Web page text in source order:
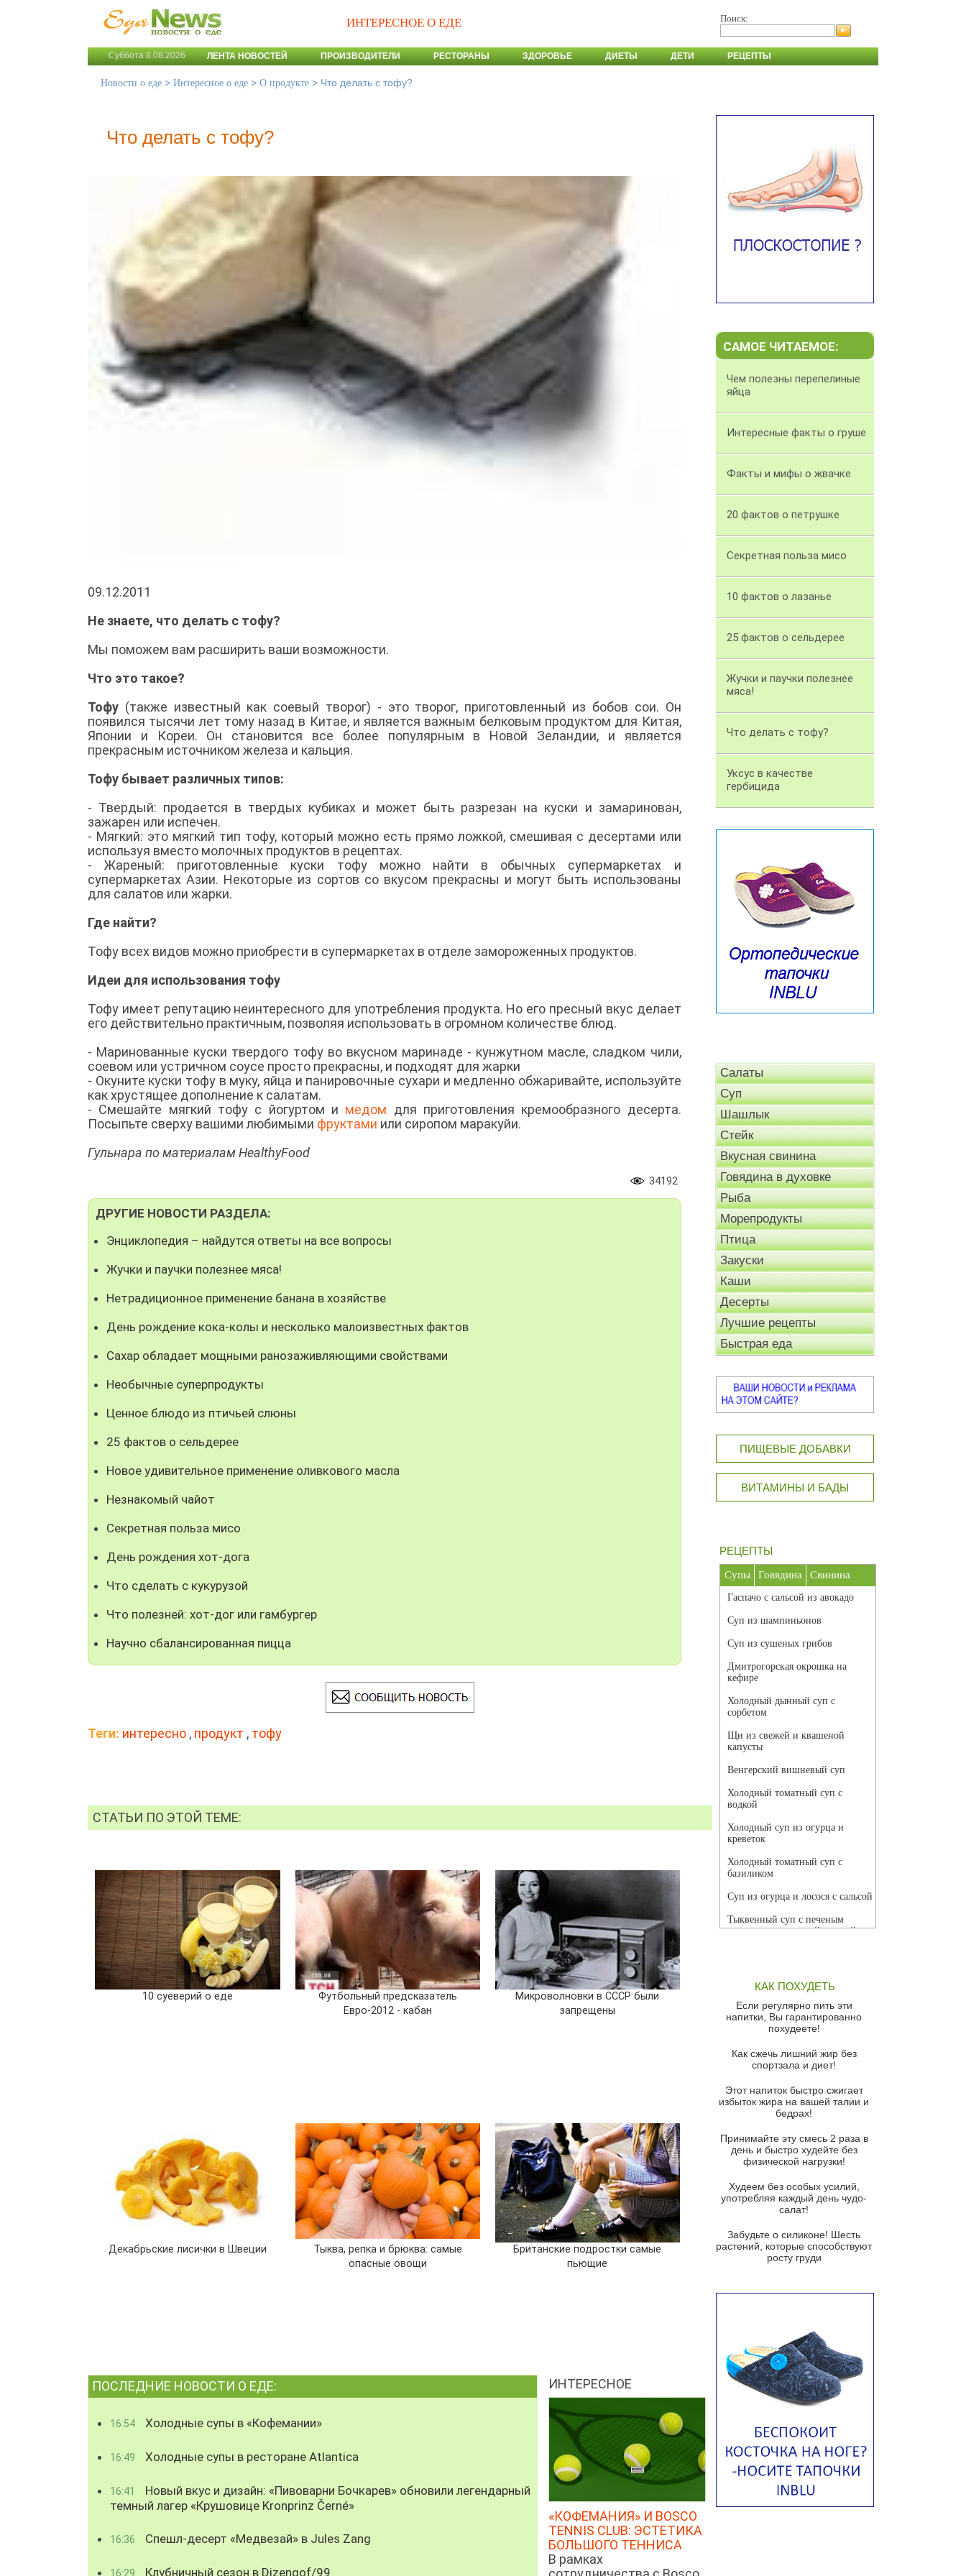
ИНТЕРЕСНОЕ О ЕДЕ Поиск:
Суббота 8.08.2026 ЛЕНТА НОВОСТЕЙ ПРОИЗВОДИТЕЛИ РЕСТОРАНЫ ЗДОРОВЬЕ ДИЕТЫ ДЕТИ РЕЦЕПТЫ
Новости о еде > Интересное о еде > О продукте > Что делать с тофу?
Что делать с тофу?
09.12.2011
Не знаете, что делать с тофу?
Мы поможем вам расширить ваши возможности.
Что это такое?
Тофу (также известный как соевый творог) - это творог, приготовленный из бобов сои. Он
появился тысячи лет тому назад в Китае, и является важным белковым продуктом для Китая,
Японии и Кореи. Он становится все более популярным в Новой Зеландии, и является
прекрасным источником железа и кальция.
Тофу бывает различных типов:
- Твердый: продается в твердых кубиках и может быть разрезан на куски и замаринован,
зажарен или испечен.
- Мягкий: это мягкий тип тофу, который можно есть прямо ложкой, смешивая с десертами или
используя вместо молочных продуктов в рецептах.
- Жареный: приготовленные куски тофу можно найти в обычных супермаркетах и
супермаркетах Азии. Некоторые из сортов со вкусом прекрасны и могут быть использованы
для салатов или жарки.
Где найти?
Тофу всех видов можно приобрести в супермаркетах в отделе замороженных продуктов.
Идеи для использования тофу
Тофу имеет репутацию неинтересного для употребления продукта. Но его пресный вкус делает
его действительно практичным, позволяя использовать в огромном количестве блюд.
- Маринованные куски твердого тофу во вкусном маринаде - кунжутном масле, сладком чили,
соевом или устричном соусе просто прекрасны, и подходят для жарки
- Окуните куски тофу в муку, яйца и панировочные сухари и медленно обжаривайте, используйте
как хрустящее дополнение к салатам.
- Смешайте мягкий тофу с йогуртом и медом для приготовления кремообразного десерта.
Посыпьте сверху вашими любимыми фруктами или сиропом маракуйи.
Гульнара по материалам HealthyFood
34192
ДРУГИЕ НОВОСТИ РАЗДЕЛА:
Энциклопедия – найдутся ответы на все вопросы
Жучки и паучки полезнее мяса!
Нетрадиционное применение банана в хозяйстве
День рождение кока-колы и несколько малоизвестных фактов
Сахар обладает мощными ранозаживляющими свойствами
Необычные суперпродукты
Ценное блюдо из птичьей слюны
25 фактов о сельдерее
Новое удивительное применение оливкового масла
Незнакомый чайот
Секретная польза мисо
День рождения хот-дога
Что сделать с кукурузой
Что полезней: хот-дог или гамбургер
Научно сбалансированная пицца
Теги: интересно , продукт , тофу
СТАТЬИ ПО ЭТОЙ ТЕМЕ:
10 суеверий о еде
Футбольный предсказатель
Евро-2012 - кабан
Микроволновки в СССР были
запрещены
Декабрьские лисички в Швеции
Тыква, репка и брюква: самые
опасные овощи
Британские подростки самые
пьющие
ПОСЛЕДНИЕ НОВОСТИ О ЕДЕ:
16:54 Холодные супы в «Кофемании»
16:49 Холодные супы в ресторане Atlantica
16:41
Новый вкус и дизайн: «Пивоварни Бочкарев» обновили легендарный
темный лагер «Крушовице Kronprinz Černé»
16:36 Спешл-десерт «Медвезай» в Jules Zang
16:29 Клубничный сезон в Dizengof/99
ИНТЕРЕСНОЕ
«КОФЕМАНИЯ» И BOSCO
TENNIS CLUB: ЭСТЕТИКА
БОЛЬШОГО ТЕННИСА
В рамках
САМОЕ ЧИТАЕМОЕ:
Чем полезны перепелиные
яйца
Интересные факты о груше
Факты и мифы о жвачке
20 фактов о петрушке
Секретная польза мисо
10 фактов о лазанье
25 фактов о сельдерее
Жучки и паучки полезнее
мяса!
Что делать с тофу?
Уксус в качестве
гербицида
Салаты
Суп
Шашлык
Стейк
Вкусная свинина
Говядина в духовке
Рыба
Морепродукты
Птица
Закуски
Каши
Десерты
Лучшие рецепты
Быстрая еда
ПИЩЕВЫЕ ДОБАВКИ
ВИТАМИНЫ И БАДЫ
РЕЦЕПТЫ
Супы Говядина Свинина
Гаспачо с сальсой из авокадо
Суп из шампиньонов
Суп из сушеных грибов
Дмитрогорская окрошка на
кефире
Холодный дынный суп с
сорбетом
Щи из свежей и квашеной
капусты
Венгерский вишневый суп
Холодный томатный суп с
водкой
Холодный суп из огурца и
креветок
Холодный томатный суп с
базиликом
Суп из огурца и лосося с сальсой
Тыквенный суп с печеным
чесноком и томатной сальсой
красного перца
Парижский луковый суп
Суп из спаржи и горошка с
Суп-крем из цветной капусты
Французский луковый суп
Суп из баклажанов с моцареллой
Грибной крем-суп с кростини с
козьим сыром
Суп мисо с зеленым луком и
тофу
из рукколы
Португальский чесночный суп с
Ирландский картофельный суп
Суп из пастернака
Пряный морковный суп во время
зимних холодов
Американский суп из красной
фасоли с сальсой гуакамоле
Острый чечевичный суп с
кремом из петрушки
Суп с лапшой рамен в
КАК ПОХУДЕТЬ
Если регулярно пить эти
напитки, Вы гарантированно
похудеете!
Как сжечь лишний жир без
спортзала и диет!
Этот напиток быстро сжигает
избыток жира на вашей талии и
бедрах!
Принимайте эту смесь 2 раза в
день и быстро худейте без
физической нагрузки!
Худеем без особых усилий,
употребляя каждый день чудо-
салат!
Забудьте о силиконе! Шесть
растений, которые способствуют
росту груди